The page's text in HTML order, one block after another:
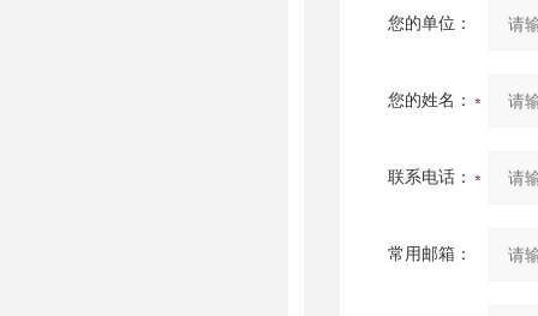
您的单位：
您的姓名：
联系电话：
常用邮箱：